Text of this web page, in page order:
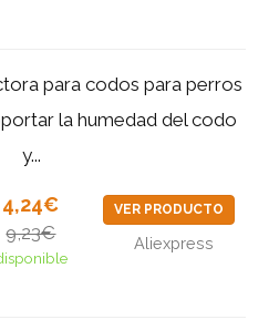
para codos para perros
la humedad del codo
y...
4,24€
9,23€
VER PRODUCTO
Aliexpress